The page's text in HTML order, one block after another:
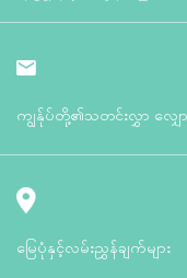
ကျွန်ုပ်တို့၏သတင်းလွှာ လျှ
မြေပုံနှင့်လမ်းညွှန်ချက်များ